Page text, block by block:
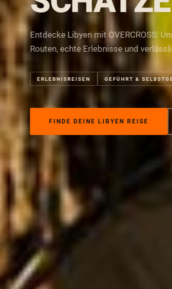
Entdecke Libyen mit OVERCROSS:
Routen, echte Erlebnisse und
ERLEBNISREISEN GEFÜHRT &
FINDE DEINE LIBYEN REISE